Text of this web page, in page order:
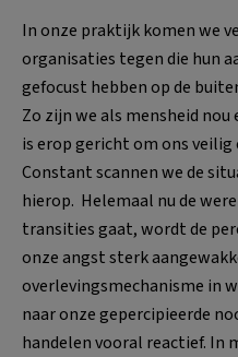
In onze praktijk komen we
organisaties tegen die hun
gefocust hebben op de
Zo zijn we als mensheid
is erop gericht om ons veilig
Constant scannen we de
hierop. Helemaal nu de
transities gaat, wordt de
onze angst sterk
overlevingsmechanisme in
naar onze gepercipieerde
handelen vooral reactief. In